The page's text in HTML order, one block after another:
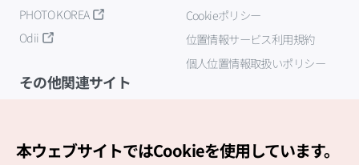
PHOTO KOREA
Odii
Cookieポリシー
位置情報サービス利用規約
個人位置情報取扱いポリシー
その他関連サイト
本ウェブサイトではCookieを使用しています。